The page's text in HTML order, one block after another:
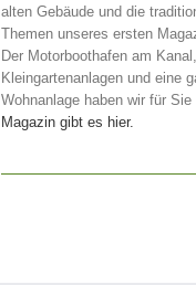
alten Gebäude und die
Themen unseres ersten
Der Motorboothafen am
Kleingartenanlagen und eine
Wohnanlage haben wir für Sie
Magazin gibt es hier.